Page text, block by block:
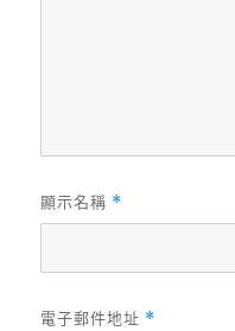
顯示名稱 *
電子郵件地址 *